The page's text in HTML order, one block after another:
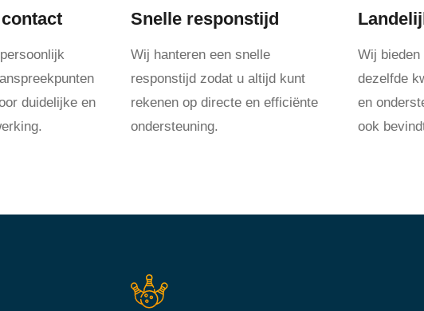
duidelijke en
Snelle responstijd
Wij hanteren een snelle
responstijd zodat u altijd kunt
rekenen op directe en efficiënte
ondersteuning.
Wij
dezelfde
en
ook